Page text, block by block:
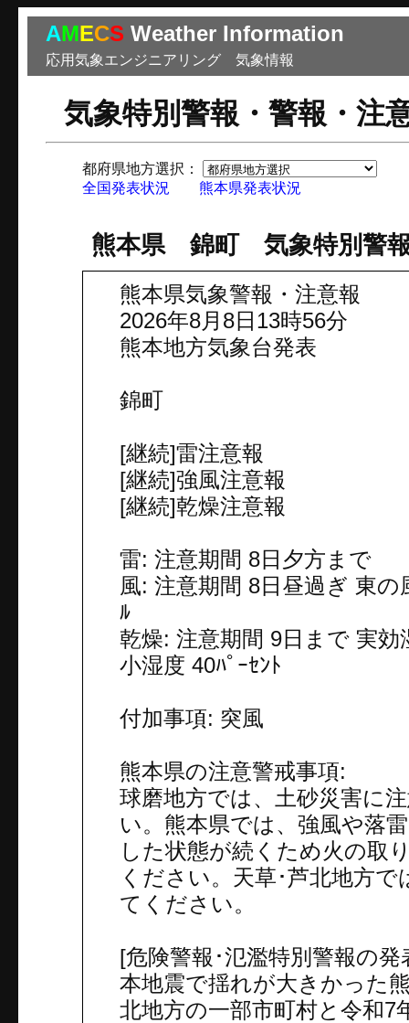
AMECS Weather Information
応用気象エンジニアリング 気象情報
気象特別警報・警報・注
都府県地方選択：
全国発表状況
熊本県発表状況
熊本県 錦町 気象特別警報
熊本県気象警報・注意報
2026年8月8日13時56分
熊本地方気象台発表
錦町
[継続]雷注意報
[継続]強風注意報
[継続]乾燥注意報
雷: 注意期間 8日夕方まで
風: 注意期間 8日昼過ぎ 東の
ﾙ
乾燥: 注意期間 9日まで 実効
小湿度 40ﾊﾟｰｾﾝﾄ
付加事項: 突風
熊本県の注意警戒事項:
球磨地方では、土砂災害に
い。熊本県では、強風や落
した状態が続くため火の取
ください。天草･芦北地方で
てください。
[危険警報･氾濫特別警報の
本地震で揺れが大きかった
北地方の一部市町村と令和7